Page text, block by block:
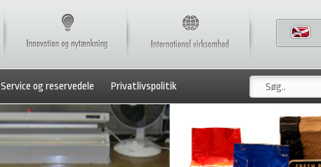
Service og reservedele Privatlivspolitik